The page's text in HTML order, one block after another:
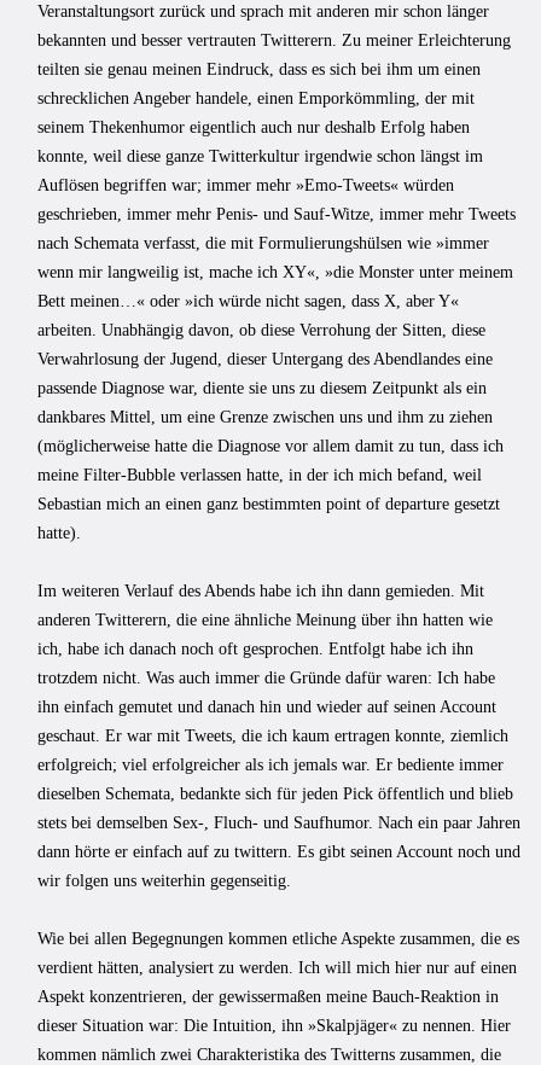
Veranstaltungsort zurück und sprach mit anderen mir schon länger
bekannten und besser vertrauten Twitterern. Zu meiner Erleichterung
teilten sie genau meinen Eindruck, dass es sich bei ihm um einen
schrecklichen Angeber handele, einen Emporkömmling, der mit
seinem Thekenhumor eigentlich auch nur deshalb Erfolg haben
konnte, weil diese ganze Twitterkultur irgendwie schon längst im
Auflösen begriffen war; immer mehr »Emo-Tweets« würden
geschrieben, immer mehr Penis- und Sauf-Witze, immer mehr Tweets
nach Schemata verfasst, die mit Formulierungshülsen wie »immer
wenn mir langweilig ist, mache ich XY«, »die Monster unter meinem
Bett meinen…« oder »ich würde nicht sagen, dass X, aber Y«
arbeiten. Unabhängig davon, ob diese Verrohung der Sitten, diese
Verwahrlosung der Jugend, dieser Untergang des Abendlandes eine
passende Diagnose war, diente sie uns zu diesem Zeitpunkt als ein
dankbares Mittel, um eine Grenze zwischen uns und ihm zu ziehen
(möglicherweise hatte die Diagnose vor allem damit zu tun, dass ich
meine Filter-Bubble verlassen hatte, in der ich mich befand, weil
Sebastian mich an einen ganz bestimmten point of departure gesetzt
hatte).
Im weiteren Verlauf des Abends habe ich ihn dann gemieden. Mit
anderen Twitterern, die eine ähnliche Meinung über ihn hatten wie
ich, habe ich danach noch oft gesprochen. Entfolgt habe ich ihn
trotzdem nicht. Was auch immer die Gründe dafür waren: Ich habe
ihn einfach gemutet und danach hin und wieder auf seinen Account
geschaut. Er war mit Tweets, die ich kaum ertragen konnte, ziemlich
erfolgreich; viel erfolgreicher als ich jemals war. Er bediente immer
dieselben Schemata, bedankte sich für jeden Pick öffentlich und blieb
stets bei demselben Sex-, Fluch- und Saufhumor. Nach ein paar Jahren
dann hörte er einfach auf zu twittern. Es gibt seinen Account noch und
wir folgen uns weiterhin gegenseitig.
Wie bei allen Begegnungen kommen etliche Aspekte zusammen, die es
verdient hätten, analysiert zu werden. Ich will mich hier nur auf einen
Aspekt konzentrieren, der gewissermaßen meine Bauch-Reaktion in
dieser Situation war: Die Intuition, ihn »Skalpjäger« zu nennen. Hier
kommen nämlich zwei Charakteristika des Twitterns zusammen, die